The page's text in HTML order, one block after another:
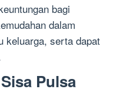
bagi
dalam
keluarga, serta dapat
Pulsa